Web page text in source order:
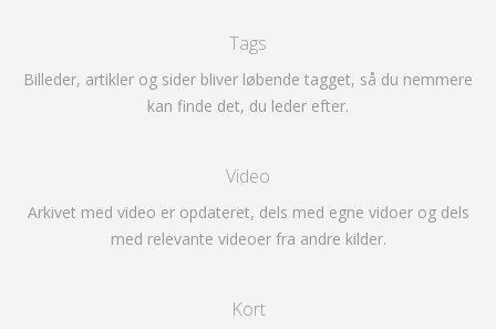
Tags
Billeder, artikler og sider bliver løbende tagget, så du nemmere
kan finde det, du leder efter.
Video
Arkivet med video er opdateret, dels med egne vidoer og dels
med relevante videoer fra andre kilder.
Kort